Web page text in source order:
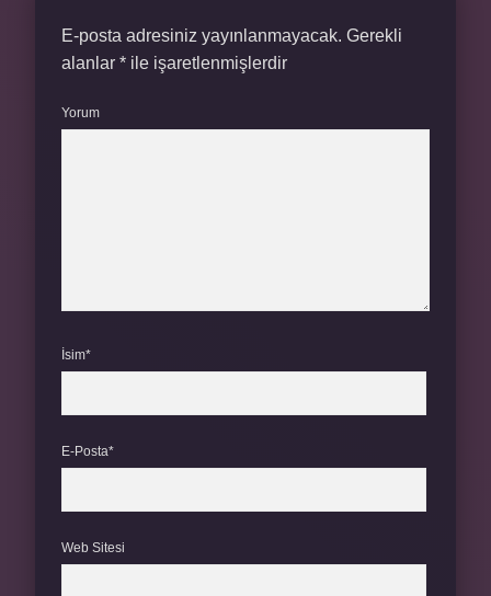
E-posta adresiniz yayınlanmayacak. Gerekli
alanlar * ile işaretlenmişlerdir
Yorum
İsim*
E-Posta*
Web Sitesi